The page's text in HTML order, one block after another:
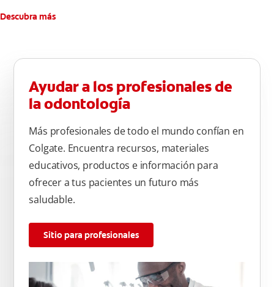
Descubra más
Ayudar a los profesionales de
la odontología
Más profesionales de todo el mundo confían en
Colgate. Encuentra recursos, materiales
educativos, productos e información para
ofrecer a tus pacientes un futuro más
saludable.
Sitio para profesionales